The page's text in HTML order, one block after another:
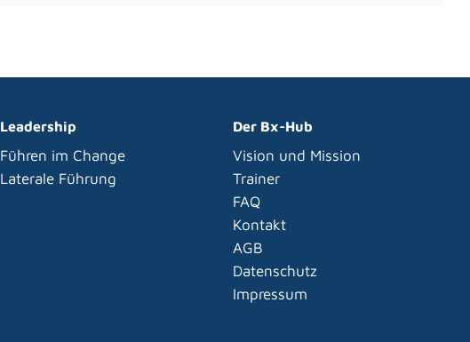
Leadership
Führen im Change
Laterale Führung
Der Bx-Hub
Vision und Mission
Trainer
FAQ
Kontakt
AGB
Datenschutz
Impressum